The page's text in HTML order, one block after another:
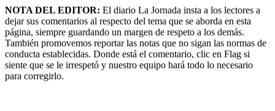
NOTA DEL EDITOR: El diario La Jornada insta a los lectores a
dejar sus comentarios al respecto del tema que se aborda en esta
página, siempre guardando un margen de respeto a los demás.
También promovemos reportar las notas que no sigan las normas de
conducta establecidas. Donde está el comentario, clic en Flag si
siente que se le irrespetó y nuestro equipo hará todo lo necesario
para corregirlo.